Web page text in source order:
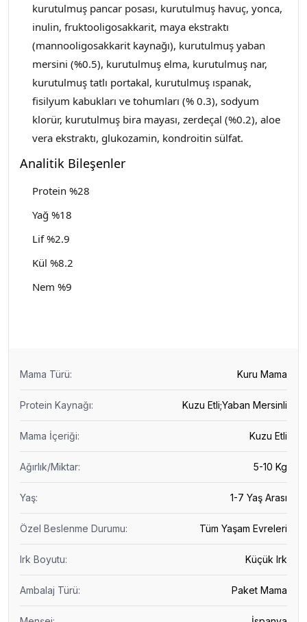
kurutulmuş pancar posası, kurutulmuş havuç, yonca,
inulin, fruktooligosakkarit, maya ekstraktı
(mannooligosakkarit kaynağı), kurutulmuş yaban
mersini (%0.5), kurutulmuş elma, kurutulmuş nar,
kurutulmuş tatlı portakal, kurutulmuş ıspanak,
fisilyum kabukları ve tohumları (% 0.3), sodyum
klorür, kurutulmuş bira mayası, zerdeçal (%0.2), aloe
vera ekstraktı, glukozamin, kondroitin sülfat.
Analitik Bileşenler
Protein %28
Yağ %18
Lif %2.9
Kül %8.2
Nem %9
Mama Türü: Kuru Mama
Protein Kaynağı: Kuzu Etli;Yaban Mersinli
Mama İçeriği: Kuzu Etli
Ağırlık/Miktar: 5-10 Kg
Yaş: 1-7 Yaş Arası
Özel Beslenme Durumu: Tüm Yaşam Evreleri
Irk Boyutu: Küçük Irk
Ambalaj Türü: Paket Mama